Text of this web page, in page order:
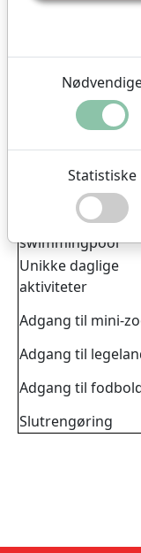
Statistiske
Som
uges vidunderlig
dejlige
Inkl. i pris:
Opvarmet
swimmingpool
Unikke daglige
aktiviteter
Adgang til mini-
Adgang til
Adgang til
Slutrengøring